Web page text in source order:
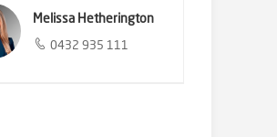
Melissa Hetherington
0432 935 111